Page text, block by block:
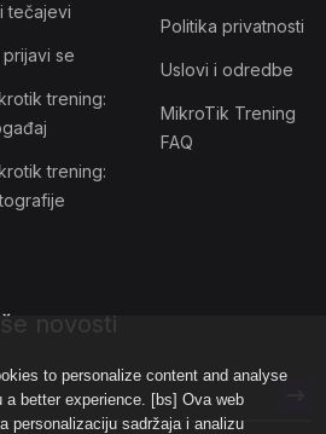
to personalize content and analyse
better experience. [bs] Ova web
personalizaciju sadržaja i analizu
tečajevi
se
trening:
trening:
Politika privatnosti
Uslovi i odredbe
MikroTik Trening
FAQ
novosti